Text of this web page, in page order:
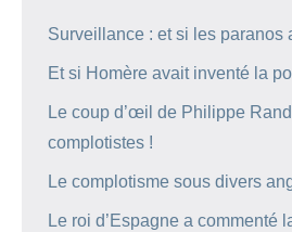
Surveillance : et si les paranos
Et si Homère avait inventé la
Le coup d’œil de Philippe
complotistes !
Le complotisme sous divers
Le roi d’Espagne a commenté